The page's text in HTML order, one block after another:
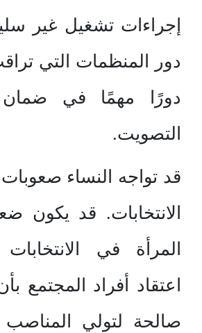
إجراءات تشغيل غير
دور المنظمات التي
دورًا مهمًا في
التصويت.
قد تواجه النساء صعوبات
الانتخابات. قد يكون
المرأة في
اعتقاد أفراد المجتمع
صالحة لتولي المناصب